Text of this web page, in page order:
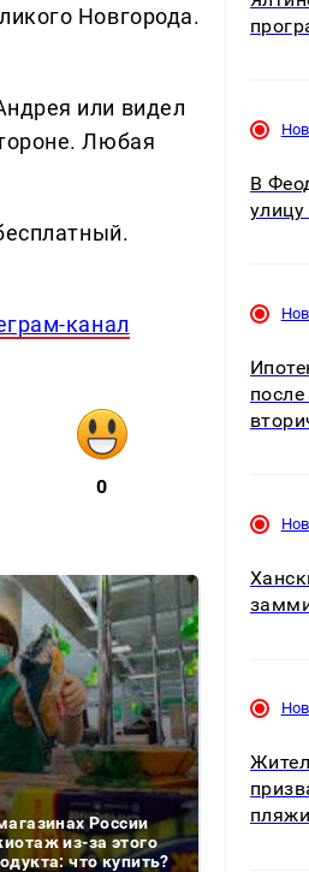
Новгорода.
или видел
Любая
канал
0
России
из-за этого
что купить?
СМИ: В
В
пляжи